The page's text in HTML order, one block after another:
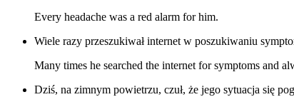
Every headache was a red alarm for him.
Wiele razy przeszukiwał internet w poszukiwaniu
Many times he searched the internet for symptoms and
Dziś, na zimnym powietrzu, czuł, że jego sytuacja się